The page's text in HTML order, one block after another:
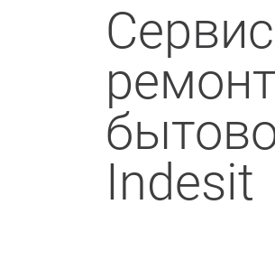
Indesit